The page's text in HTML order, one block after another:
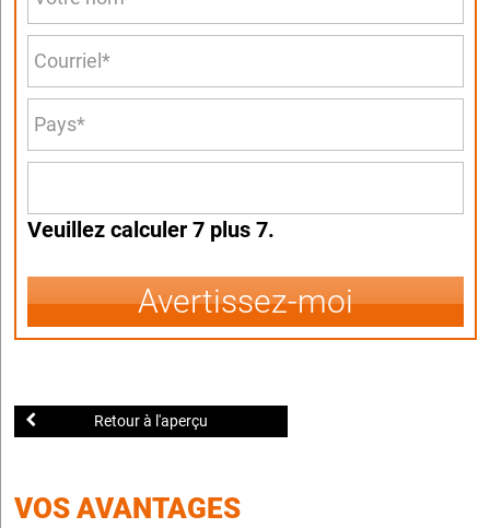
Veuillez calculer 7 plus 7.
Avertissez-moi
Retour à l'aperçu
VOS AVANTAGES